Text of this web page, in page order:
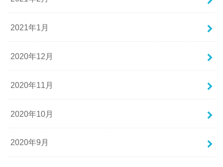
2021年1月
2020年12月
2020年11月
2020年10月
2020年9月